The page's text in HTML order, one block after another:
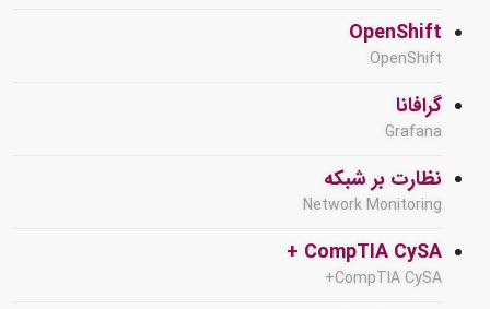
OpenShift
OpenShift
گرافانا
Grafana
نظارت بر شبکه
Network Monitoring
CompTIA CySA +
CompTIA CySA+